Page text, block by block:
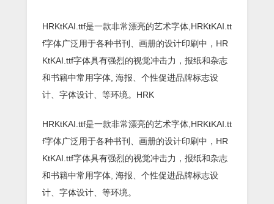
HRKtKAI.ttf是一款非常漂亮的艺术字体,HRKtKAI.tt
f字体广泛用于各种书刊、画册的设计印刷中，HR
KtKAI.ttf字体具有强烈的视觉冲击力，报纸和杂志
和书籍中常用字体, 海报、个性促进品牌标志设
计、字体设计、等环境。HRK
HRKtKAI.ttf是一款非常漂亮的艺术字体,HRKtKAI.tt
f字体广泛用于各种书刊、画册的设计印刷中，HR
KtKAI.ttf字体具有强烈的视觉冲击力，报纸和杂志
和书籍中常用字体, 海报、个性促进品牌标志设
计、字体设计、等环境。